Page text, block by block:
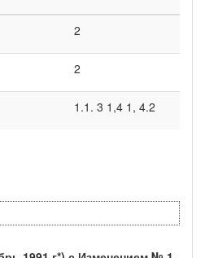
2
2
1.1. 3 1,4 1, 4.2